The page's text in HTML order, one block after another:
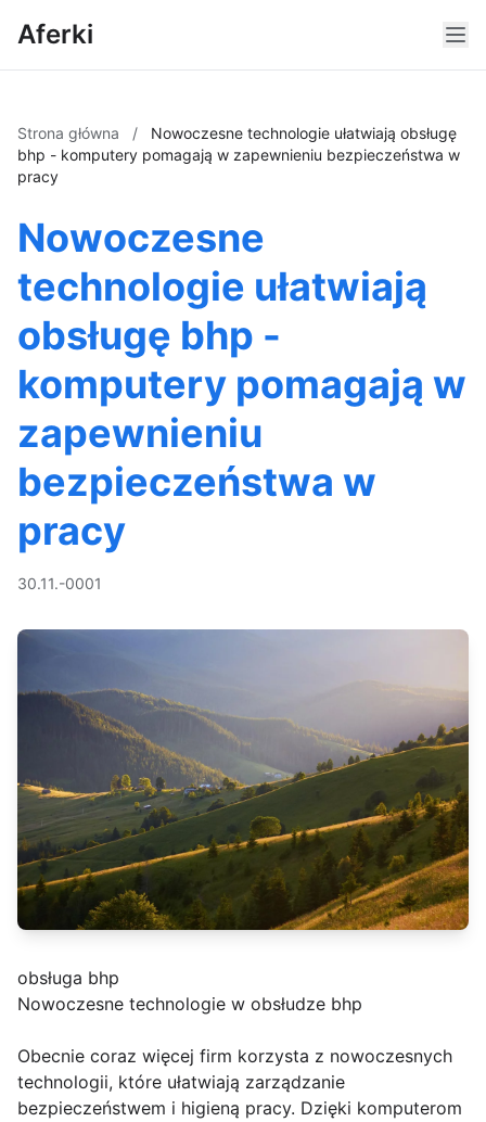
Aferki
Strona główna /
Nowoczesne technologie ułatwiają obsługę
bhp - komputery pomagają w zapewnieniu bezpieczeństwa w
pracy
Nowoczesne
technologie ułatwiają
obsługę bhp -
komputery pomagają w
zapewnieniu
bezpieczeństwa w
pracy
30.11.-0001
obsługa bhp
Nowoczesne technologie w obsłudze bhp
Obecnie coraz więcej firm korzysta z nowoczesnych
technologii, które ułatwiają zarządzanie
bezpieczeństwem i higieną pracy. Dzięki komputerom